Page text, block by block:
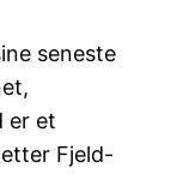
seneste
er et
Fjeld-